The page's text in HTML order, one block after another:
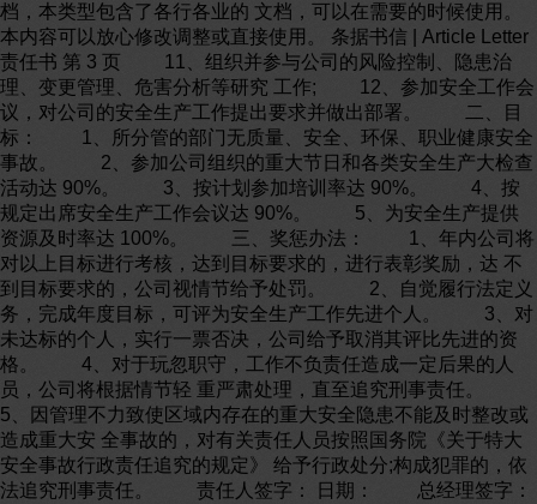
档，本类型包含了各行各业的 文档，可以在需要的时候使用。
本内容可以放心修改调整或直接使用。 条据书信 | Article Letter
责任书 第 3 页 11、组织并参与公司的风险控制、隐患治
理、变更管理、危害分析等研究 工作; 12、参加安全工作会
议，对公司的安全生产工作提出要求并做出部署。 二、目
标： 1、所分管的部门无质量、安全、环保、职业健康安全
事故。 2、参加公司组织的重大节日和各类安全生产大检查
活动达 90%。 3、按计划参加培训率达 90%。 4、按
规定出席安全生产工作会议达 90%。 5、为安全生产提供
资源及时率达 100%。 三、奖惩办法： 1、年内公司将
对以上目标进行考核，达到目标要求的，进行表彰奖励，达 不
到目标要求的，公司视情节给予处罚。 2、自觉履行法定义
务，完成年度目标，可评为安全生产工作先进个人。 3、对
未达标的个人，实行一票否决，公司给予取消其评比先进的资
格。 4、对于玩忽职守，工作不负责任造成一定后果的人
员，公司将根据情节轻 重严肃处理，直至追究刑事责任。
5、因管理不力致使区域内存在的重大安全隐患不能及时整改或
造成重大安 全事故的，对有关责任人员按照国务院《关于特大
安全事故行政责任追究的规定》 给予行政处分;构成犯罪的，依
法追究刑事责任。 责任人签字： 日期： 总经理签字：